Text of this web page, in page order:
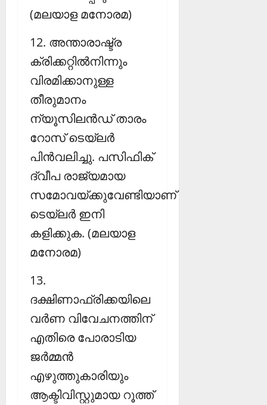
(മലയാള മനോരമ)
12. അന്താരാഷ്ട്ര
ക്രിക്കറ്റില്‍നിന്നും
വിരമിക്കാനുള്ള
തീരുമാനം
ന്യൂസിലന്‍ഡ് താരം
റോസ് ടെയ്‌ലര്‍
പിന്‍വലിച്ചു. പസിഫിക്
ദ്വീപ രാജ്യമായ
സമോവയ്ക്കുവേണ്ടിയാണ്
ടെയ്‌ലര്‍ ഇനി
കളിക്കുക. (മലയാള
മനോരമ)
13.
ദക്ഷിണാഫ്രിക്കയിലെ
വര്‍ണ വിവേചനത്തിന്
എതിരെ പോരാടിയ
ജര്‍മ്മന്‍
എഴുത്തുകാരിയും
ആക്ടിവിസ്റ്റുമായ റൂത്ത്